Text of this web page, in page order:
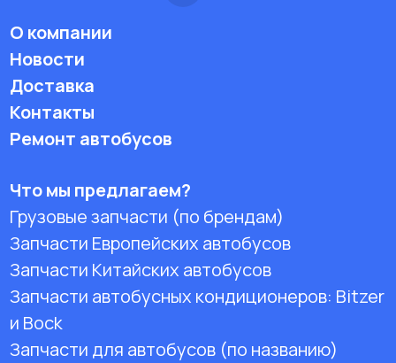
О компании
Новости
Доставка
Контакты
Ремонт автобусов
Что мы предлагаем?
Грузовые запчасти (по брендам)
Запчасти Европейских автобусов
Запчасти Китайских автобусов
Запчасти автобусных кондиционеров: Bitzer
и Bock
Запчасти для автобусов (по названию)